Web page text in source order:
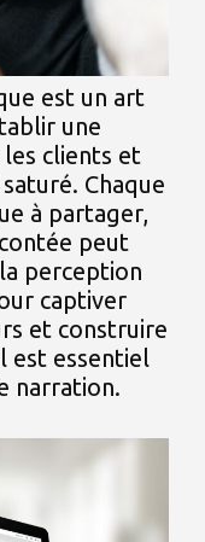
est un art
une
clients et
Chaque
à partager,
peut
perception
captiver
et construire
est essentiel
narration.